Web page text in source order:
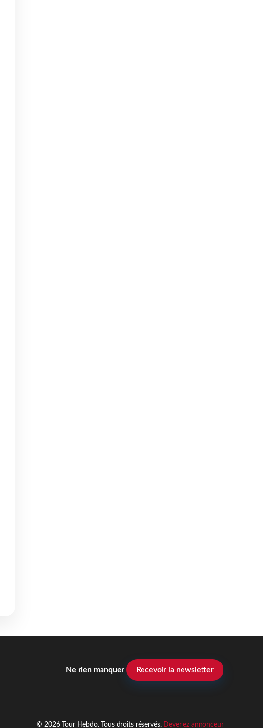
Ne rien manquer Recevoir la newsletter
© 2026 Tour Hebdo. Tous droits réservés. Devenez annonceur